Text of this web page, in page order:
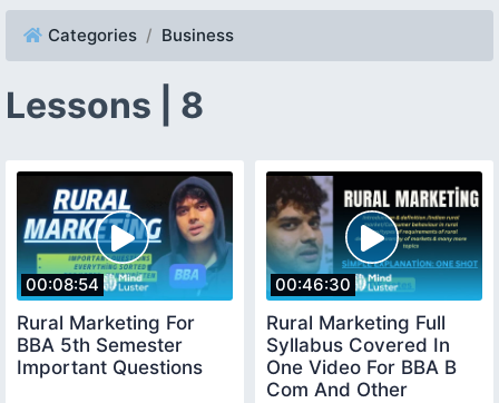
Categories Business
Lessons | 8
00:08:54
Rural Marketing For
BBA 5th Semester
Important Questions
00:46:30
Rural Marketing Full
Syllabus Covered In
One Video For BBA B
Com And Other